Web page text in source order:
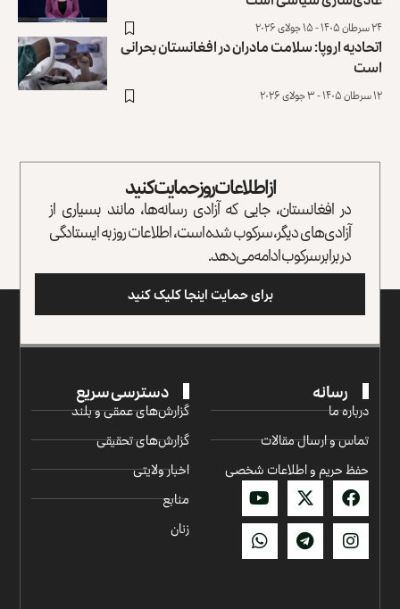
۲۴ سرطان ۱۴۰۵ - ۱۵ جولای ۲۰۲۶
اتحادیه اروپا: سلامت مادران در افغانستان بحرانی
است
۱۲ سرطان ۱۴۰۵ - ۳ جولای ۲۰۲۶
از اطلاعات روز حمایت کنید
در افغانستان، جایی که آزادی رسانه‌ها، مانند بسیاری از
آزادی‌های دیگر، سرکوب شده است، اطلاعات روز به ایستادگی
در برابر سرکوب ادامه می‌دهد.
برای حمایت اینجا کلیک کنید
رسانه
درباره ما
تماس و ارسال مقالات
حفظ حریم و اطلاعات شخصی
دسترسی سریع
گزارش‌‌های عمقی و بلند
گزارش‌های تحقیقی
اخبار ولایتی
منابع
زنان